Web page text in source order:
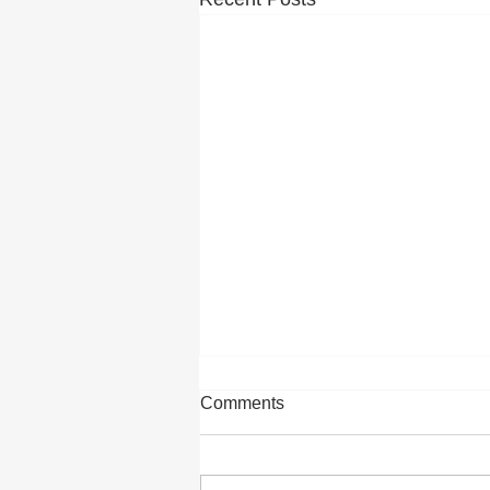
Why Do Documents Need an
Apostille?
Comments